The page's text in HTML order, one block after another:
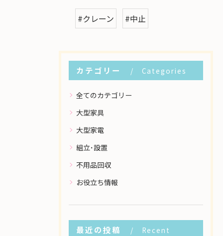
#クレーン #中止
カテゴリー Categories
全てのカテゴリー
大型家具
大型家電
組立･設置
不用品回収
お役立ち情報
最近の投稿
Recent